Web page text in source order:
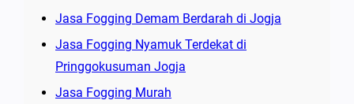
Jasa Fogging Demam Berdarah di Jogja
Jasa Fogging Nyamuk Terdekat di
Pringgokusuman Jogja
Jasa Fogging Murah